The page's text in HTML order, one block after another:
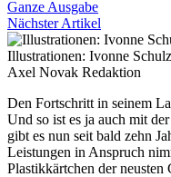
Email
Ganze Ausgabe
Nächster Artikel
Illustrationen: Ivonne
Axel Novak Redaktion
Den Fortschritt in seinem
Und so ist es ja auch mit
gibt es nun seit bald zehn
Leistungen in Anspruch
Plastikkärtchen der